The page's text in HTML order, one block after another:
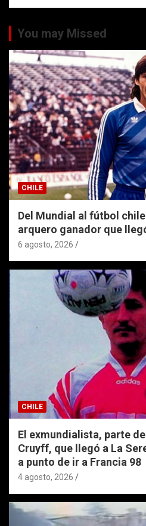
You may Missed
CHILE
Del Mundial al fútbol
arquero ganador que
6 agosto, 2026
CHILE
El exmundialista, parte
Cruyff, que llegó a La
a punto de ir a Francia 98
4 agosto, 2026